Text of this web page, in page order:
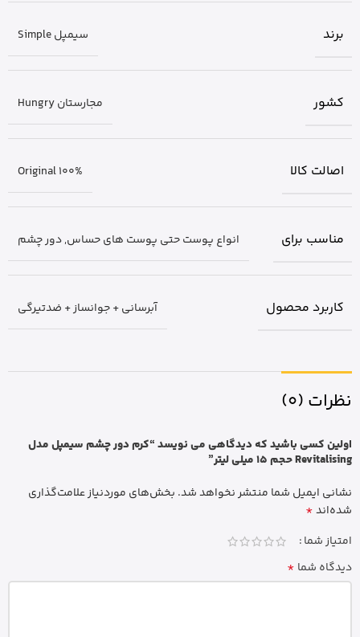
برند سیمپل Simple
کشور مجارستان Hungry
اصالت کالا Original 100%
مناسب برای انواع پوست حتی پوست های حساس,دور چشم
کاربرد محصول آبرسانی + جوانساز + ضدتیرگی
نظرات (0)
اولین کسی باشید که دیدگاهی می نویسد “کرم دور چشم سیمپل مدل
Revitalising حجم 15 میلی لیتر”
نشانی ایمیل شما منتشر نخواهد شد. بخش‌های موردنیاز علامت‌گذاری
شده‌اند*
امتیاز شما
دیدگاه شما *